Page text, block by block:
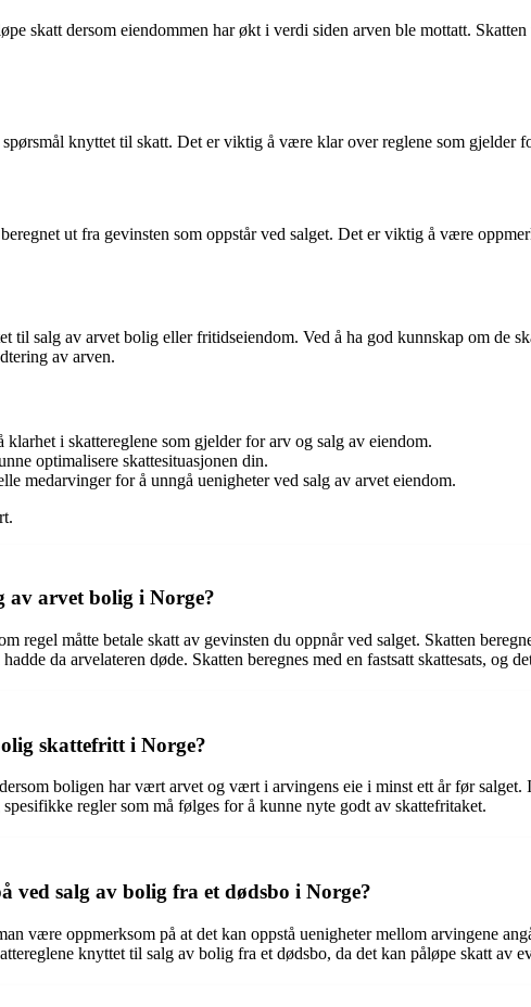
skatt dersom eiendommen har økt i verdi siden arven ble mottatt.
knyttet til skatt. Det er viktig å være klar over reglene som gjelder
ut fra gevinsten som oppstår ved salget. Det er viktig å være
salg av arvet bolig eller fritidseiendom. Ved å ha god kunnskap om de
av arven.
i skattereglene som gjelder for arv og salg av eiendom.
optimalisere skattesituasjonen din.
medarvinger for å unngå uenigheter ved salg av arvet eiendom.
av arvet bolig i Norge?
regel måtte betale skatt av gevinsten du oppnår ved salget. Skatten
da arvelateren døde. Skatten beregnes med en fastsatt skattesats,
skattefritt i Norge?
boligen har vært arvet og vært i arvingens eie i minst ett år før
regler som må følges for å kunne nyte godt av skattefritaket.
ved salg av bolig fra et dødsbo i Norge?
være oppmerksom på at det kan oppstå uenigheter mellom arvingene
knyttet til salg av bolig fra et dødsbo, da det kan påløpe skatt av